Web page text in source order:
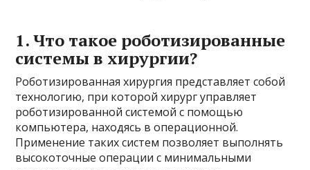
1.Что такое роботизированные
системы в хирургии?
Роботизированная хирургия представляет собой
технологию, при которой хирург управляет
роботизированной системой с помощью
компьютера, находясь в операционной.
Применение таких систем позволяет выполнять
высокоточные операции с минимальными